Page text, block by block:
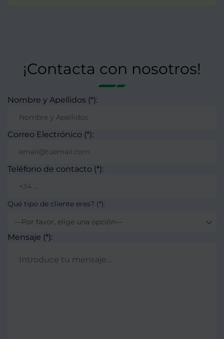
¡Contacta con nosotros!
Nombre y Apellidos (*):
Correo Electrónico (*):
Teléfono de contacto (*):
Qué tipo de cliente eres? (*):
—Por favor, elige una opción—
Mensaje (*):